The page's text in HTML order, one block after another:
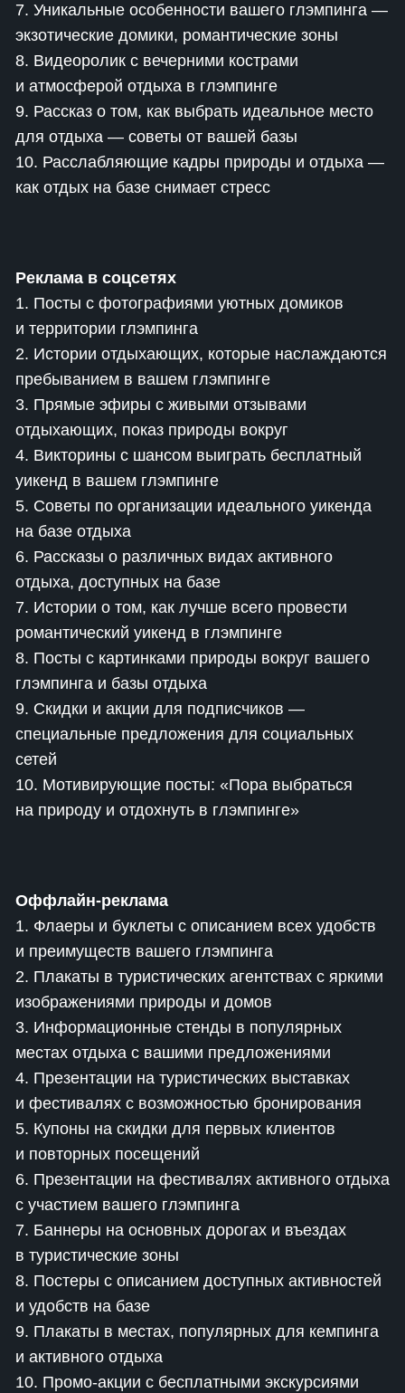
7. Уникальные особенности вашего глэмпинга —
экзотические домики, романтические зоны
8. Видеоролик с вечерними кострами
и атмосферой отдыха в глэмпинге
9. Рассказ о том, как выбрать идеальное место
для отдыха — советы от вашей базы
10. Расслабляющие кадры природы и отдыха —
как отдых на базе снимает стресс
Реклама в соцсетях
1. Посты с фотографиями уютных домиков
и территории глэмпинга
2. Истории отдыхающих, которые наслаждаются
пребыванием в вашем глэмпинге
3. Прямые эфиры с живыми отзывами
отдыхающих, показ природы вокруг
4. Викторины с шансом выиграть бесплатный
уикенд в вашем глэмпинге
5. Советы по организации идеального уикенда
на базе отдыха
6. Рассказы о различных видах активного
отдыха, доступных на базе
7. Истории о том, как лучше всего провести
романтический уикенд в глэмпинге
8. Посты с картинками природы вокруг вашего
глэмпинга и базы отдыха
9. Скидки и акции для подписчиков —
специальные предложения для социальных
сетей
10. Мотивирующие посты: «Пора выбраться
на природу и отдохнуть в глэмпинге»
Оффлайн-реклама
1. Флаеры и буклеты с описанием всех удобств
и преимуществ вашего глэмпинга
2. Плакаты в туристических агентствах с яркими
изображениями природы и домов
3. Информационные стенды в популярных
местах отдыха с вашими предложениями
4. Презентации на туристических выставках
и фестивалях с возможностью бронирования
5. Купоны на скидки для первых клиентов
и повторных посещений
6. Презентации на фестивалях активного отдыха
с участием вашего глэмпинга
7. Баннеры на основных дорогах и въездах
в туристические зоны
8. Постеры с описанием доступных активностей
и удобств на базе
9. Плакаты в местах, популярных для кемпинга
и активного отдыха
10. Промо-акции с бесплатными экскурсиями